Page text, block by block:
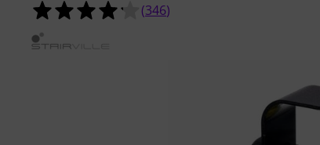
4.2 von 5 Sternen aus 346
(346)